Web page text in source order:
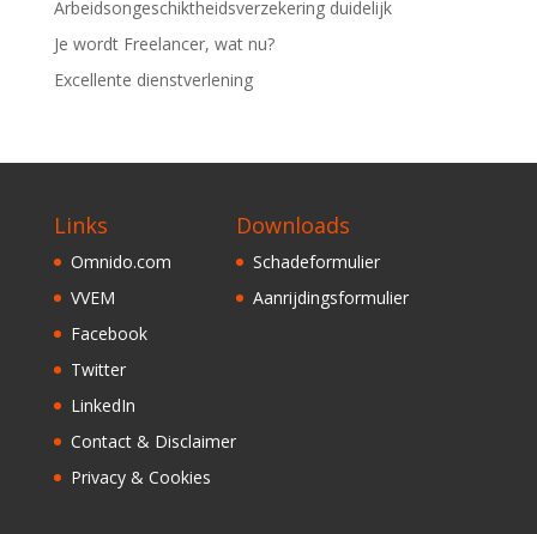
Arbeidsongeschiktheidsverzekering duidelijk
Je wordt Freelancer, wat nu?
Excellente dienstverlening
Links
Omnido.com
VVEM
Facebook
Twitter
LinkedIn
Contact & Disclaimer
Privacy & Cookies
Downloads
Schadeformulier
Aanrijdingsformulier